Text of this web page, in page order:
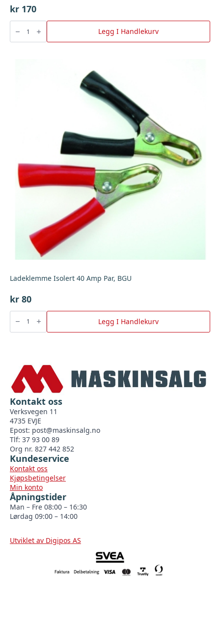
kr 170
Meterstokk
G59-
1-
Legg I Handlekurv
Ladeklemme Isolert 40 Amp Par, BGU
kr 80
Ladeklemme
Amp
Legg I Handlekurv
Kontakt oss
Verksvegen 11
4735 EVJE
Epost: post@maskinsalg.no
Tlf: 37 93 00 89
Org nr. 827 442 852
Kundeservice
Kontakt oss
Kjøpsbetingelser
Min konto
Åpningstider
Man – Fre 08:00 – 16:30
Lørdag 09:00 – 14:00
Utviklet av Digipos AS